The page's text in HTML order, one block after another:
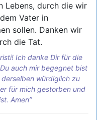
Lebens, durch die wir
Vater in
sollen. Danken wir
die Tat.
Ich danke Dir für die
auch mir begegnet bist
würdiglich zu
für mich gestorben und
Amen